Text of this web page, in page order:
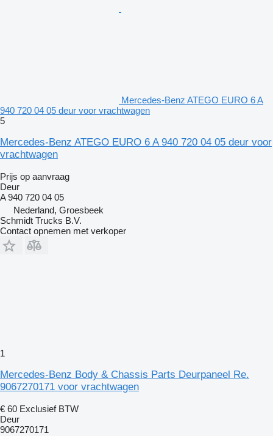
Mercedes-Benz ATEGO EURO 6 A
940 720 04 05 deur voor vrachtwagen
5
Mercedes-Benz ATEGO EURO 6 A 940 720 04 05 deur voor
vrachtwagen
Prijs op aanvraag
Deur
A 940 720 04 05
Nederland, Groesbeek
Schmidt Trucks B.V.
Contact opnemen met verkoper
1
Mercedes-Benz Body & Chassis Parts Deurpaneel Re.
9067270171 voor vrachtwagen
€ 60 Exclusief BTW
Deur
9067270171